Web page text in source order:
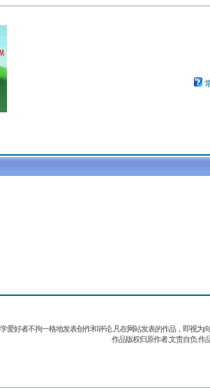
爱好者不拘一格地发表创作和评论.凡在网站发表的作品，即视为
作品版权归原作者.文责自负.作